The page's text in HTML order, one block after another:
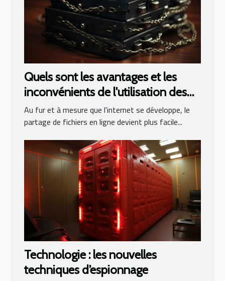
Quels sont les avantages et les
inconvénients de l'utilisation des
torrents ?
Au fur et à mesure que l'internet se développe, le
partage de fichiers en ligne devient plus facile...
Technologie : les nouvelles
techniques d’espionnage